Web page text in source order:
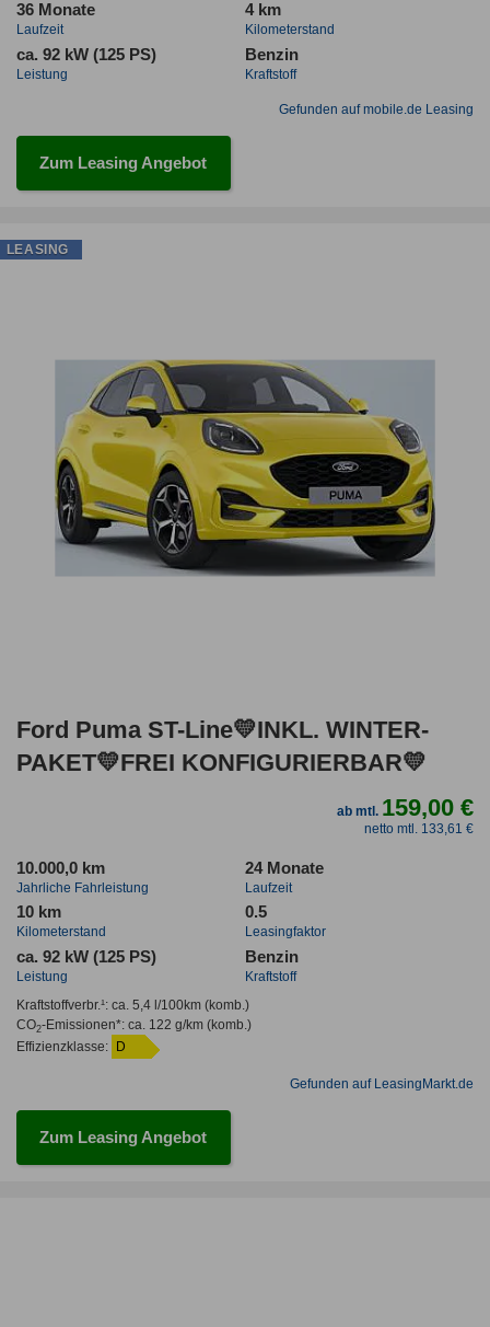
36 Monate
Laufzeit
4 km
Kilometerstand
ca. 92 kW (125 PS)
Leistung
Benzin
Kraftstoff
Gefunden auf mobile.de Leasing
Zum Leasing Angebot
Ford Puma ST-Line💛INKL. WINTER-
PAKET💛FREI KONFIGURIERBAR💛
ab mtl. 159,00 €
netto mtl. 133,61 €
10.000,0 km
Jahrliche Fahrleistung
24 Monate
Laufzeit
10 km
Kilometerstand
0.5
Leasingfaktor
ca. 92 kW (125 PS)
Leistung
Benzin
Kraftstoff
Kraftstoffverbr.¹: ca. 5,4 l/100km(komb.)
CO2-Emissionen*: ca. 122 g/km(komb.)
Effizienzklasse:
D
Gefunden auf LeasingMarkt.de
Zum Leasing Angebot
LEASING